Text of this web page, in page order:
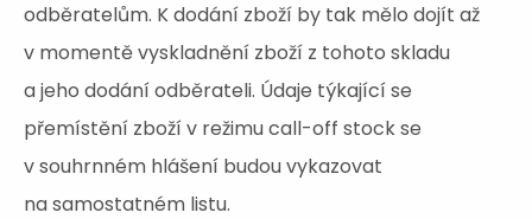
odběratelům. K dodání zboží by tak mělo dojít až
v momentě vyskladnění zboží z tohoto skladu
a jeho dodání odběrateli. Údaje týkající se
přemístění zboží v režimu call-off stock se
v souhrnném hlášení budou vykazovat
na samostatném listu.